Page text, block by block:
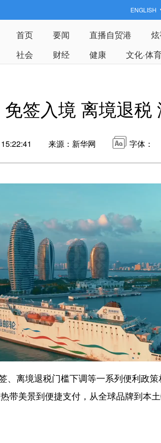
ENGLISH
首页 要闻 直播自贸港
社会
财经 健康 文化·体
签入境 离境退
来源：新华网 字体：
离境退税门槛下调等一系列便利政策
带美景到便捷支付，从全球品牌到本